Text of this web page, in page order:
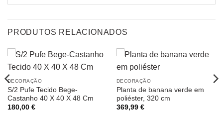
PRODUTOS RELACIONADOS
DECORAÇÃO
S/2 Pufe Tecido Bege-
Castanho 40 X 40 X 48 Cm
180,00 €
DECORAÇÃO
Planta de banana verde em
poliéster, 320 cm
369,99 €